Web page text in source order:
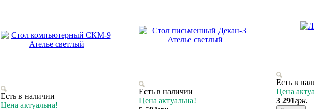
Есть в наличии
Цена актуальна!
Есть в наличии
Цена актуальна!
Есть в
Цена
3 291грн.